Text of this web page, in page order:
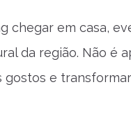
em casa,
da região. Não é
e